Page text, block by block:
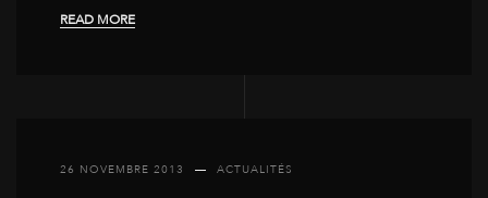
READ MORE
26 NOVEMBRE 2013 ACTUALITÉS